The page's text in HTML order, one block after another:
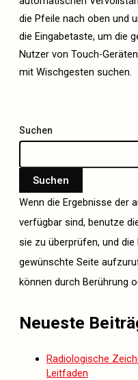
die Pfeile nach oben und
die Eingabetaste, um die
Nutzer von Touch-
mit Wischgesten suchen.
Suchen
Suchen
Wenn die Ergebnisse der
verfügbar sind, benutze
sie zu überprüfen, und die
gewünschte Seite
können durch Berührung
Neueste
Radiologische
Leitfaden